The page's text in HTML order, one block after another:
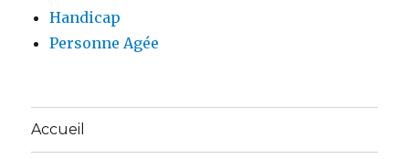
Handicap
Personne Agée
Accueil